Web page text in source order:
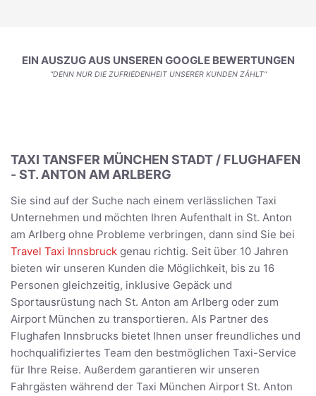
EIN AUSZUG AUS UNSEREN GOOGLE BEWERTUNGEN
"DENN NUR DIE ZUFRIEDENHEIT UNSERER KUNDEN ZÄHLT"
TAXI TANSFER MÜNCHEN STADT / FLUGHAFEN
- ST. ANTON AM ARLBERG
Sie sind auf der Suche nach einem verlässlichen Taxi
Unternehmen und möchten Ihren Aufenthalt in St. Anton
am Arlberg ohne Probleme verbringen, dann sind Sie bei
Travel Taxi Innsbruck genau richtig. Seit über 10 Jahren
bieten wir unseren Kunden die Möglichkeit, bis zu 16
Personen gleichzeitig, inklusive Gepäck und
Sportausrüstung nach St. Anton am Arlberg oder zum
Airport München zu transportieren. Als Partner des
Flughafen Innsbrucks bietet Ihnen unser freundliches und
hochqualifiziertes Team den bestmöglichen Taxi-Service
für Ihre Reise. Außerdem garantieren wir unseren
Fahrgästen während der Taxi München Airport St. Anton